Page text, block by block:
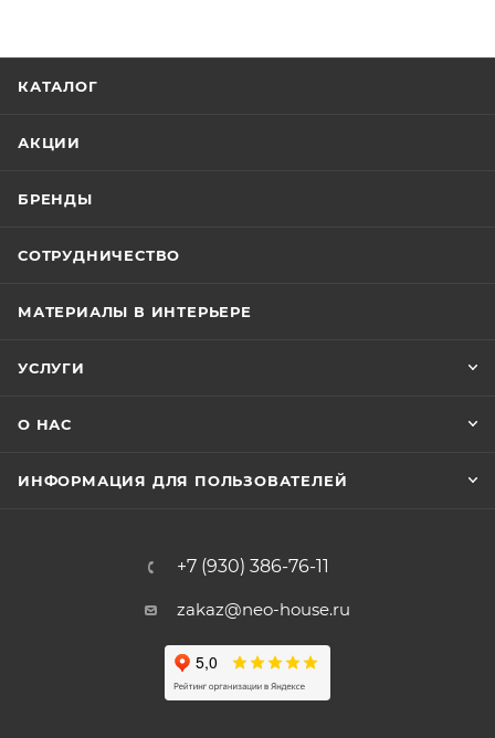
КАТАЛОГ
АКЦИИ
БРЕНДЫ
СОТРУДНИЧЕСТВО
МАТЕРИАЛЫ В ИНТЕРЬЕРЕ
УСЛУГИ
О НАС
ИНФОРМАЦИЯ ДЛЯ ПОЛЬЗОВАТЕЛЕЙ
+7 (930) 386-76-11
zakaz@neo-house.ru